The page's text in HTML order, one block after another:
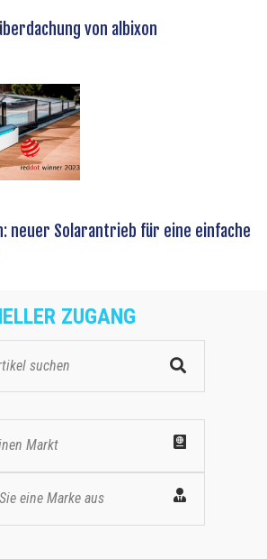
von albixon
neuer Solarantrieb für eine einfache
ZUGANG
Markt
eine Marke aus